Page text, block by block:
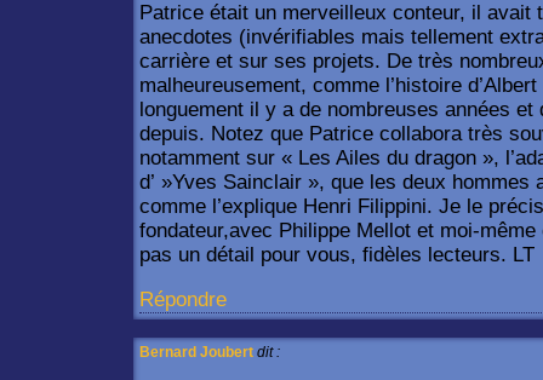
Patrice était un merveilleux conteur, il avait
anecdotes (invérifiables mais tellement
carrière et sur ses projets. De très
malheureusement, comme l’histoire
longuement il y a de nombreuses années et
depuis. Notez que Patrice collabora très
notamment sur « Les Ailes du dragon »,
d’ »Yves Sainclair », que les deux hommes
comme l’explique Henri Filippini. Je le
fondateur,avec Philippe Mellot et moi-
pas un détail pour vous, fidèles lecteurs. LT
Répondre
Bernard Joubert dit :